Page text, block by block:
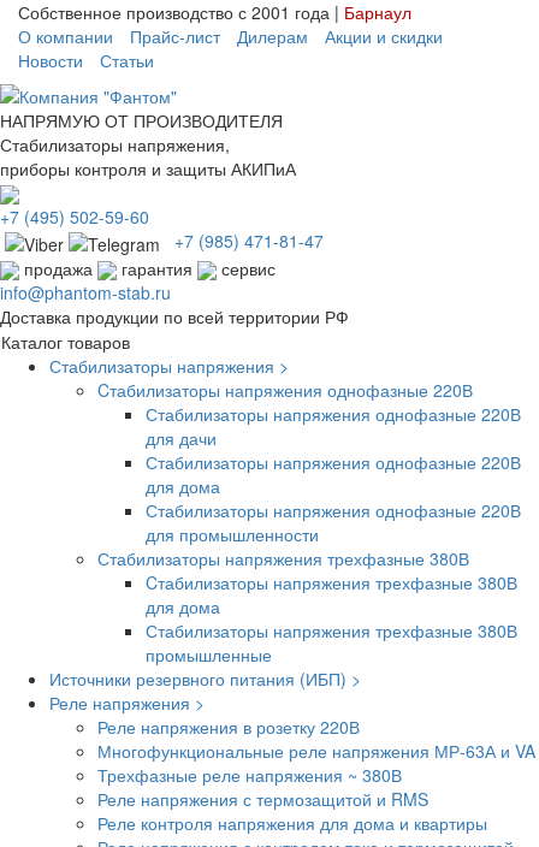
Собственное производство с 2001 года | Барнаул
О компании
Прайс-лист Дилерам
Акции и скидки
Новости
Статьи
НАПРЯМУЮ ОТ ПРОИЗВОДИТЕЛЯ
Стабилизаторы напряжения,
приборы контроля и защиты АКИПиА
+7 (495) 502-59-60
+7 (985) 471-81-47
продажа
гарантия
сервис
info@phantom-stab.ru
Доставка продукции по всей территории РФ
Каталог товаров
Стабилизаторы напряжения >
Cтабилизаторы напряжения однофазные 220В
Стабилизаторы напряжения однофазные 220В
для дачи
Стабилизаторы напряжения однофазные 220В
для дома
Стабилизаторы напряжения однофазные 220В
для промышленности
Стабилизаторы напряжения трехфазные 380В
Cтабилизаторы напряжения трехфазные 380В
для дома
Стабилизаторы напряжения трехфазные 380В
промышленные
Источники резервного питания (ИБП) >
Реле напряжения >
Реле напряжения в розетку 220В
Многофункциональные реле напряжения МР-63А и VA
Трехфазные реле напряжения ~ 380В
Реле напряжения с термозащитой и RMS
Реле контроля напряжения для дома и квартиры